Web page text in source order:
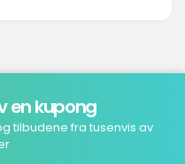
en kupong
tilbudene fra tusenvis av